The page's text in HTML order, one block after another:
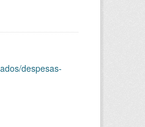
despesas-